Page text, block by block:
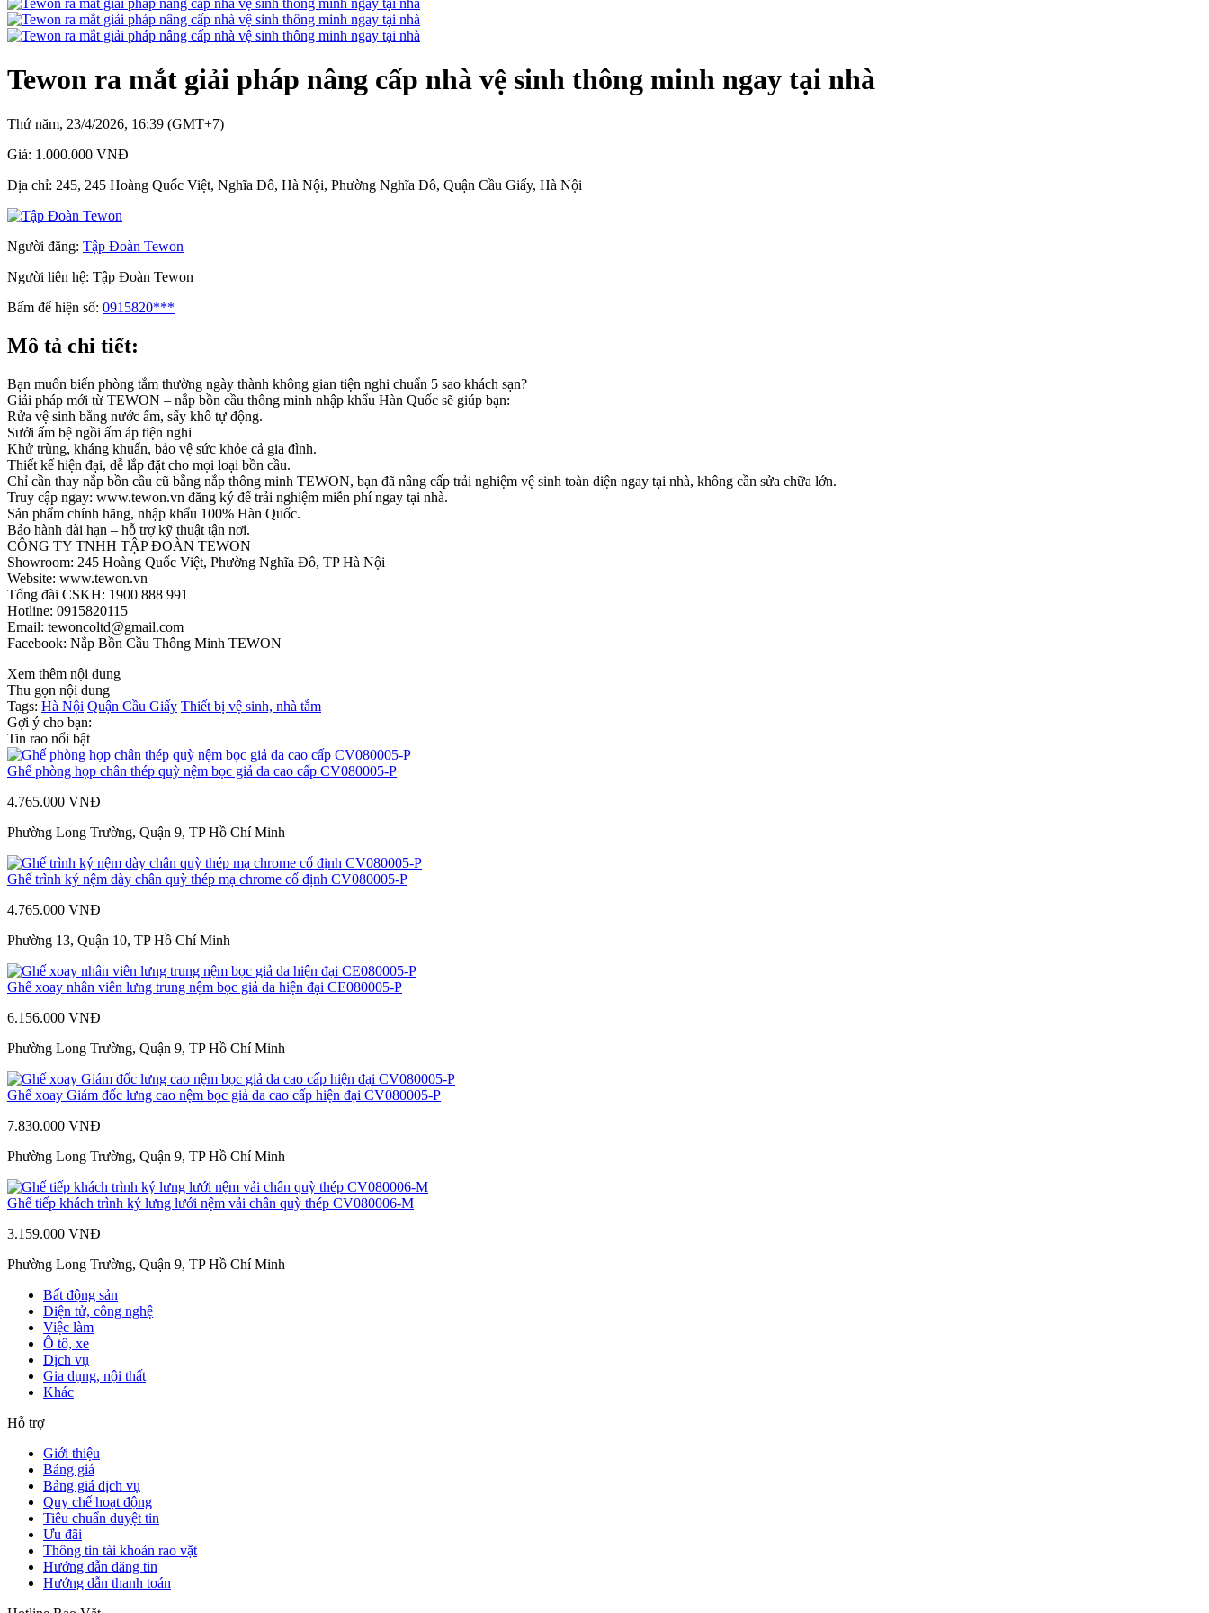
Tewon ra mắt giải pháp nâng cấp nhà vệ sinh thông minh ngay tại nhà
Thứ năm, 23/4/2026, 16:39 (GMT+7)
Giá: 1.000.000 VNĐ
Địa chỉ: 245, 245 Hoàng Quốc Việt, Nghĩa Đô, Hà Nội, Phường Nghĩa Đô, Quận Cầu Giấy, Hà Nội
Người đăng: Tập Đoàn Tewon
Người liên hệ: Tập Đoàn Tewon
Bấm để hiện số: 0915820***
Mô tả chi tiết:
Bạn muốn biến phòng tắm thường ngày thành không gian tiện nghi chuẩn 5 sao khách sạn?
Giải pháp mới từ TEWON – nắp bồn cầu thông minh nhập khẩu Hàn Quốc sẽ giúp bạn:
Rửa vệ sinh bằng nước ấm, sấy khô tự động.
Sưởi ấm bệ ngồi ấm áp tiện nghi
Khử trùng, kháng khuẩn, bảo vệ sức khỏe cả gia đình.
Thiết kế hiện đại, dễ lắp đặt cho mọi loại bồn cầu.
Chỉ cần thay nắp bồn cầu cũ bằng nắp thông minh TEWON, bạn đã nâng cấp trải nghiệm vệ sinh toàn diện ngay tại nhà, không cần sửa chữa lớn.
Truy cập ngay: www.tewon.vn đăng ký để trải nghiệm miễn phí ngay tại nhà.
Sản phẩm chính hãng, nhập khẩu 100% Hàn Quốc.
Bảo hành dài hạn – hỗ trợ kỹ thuật tận nơi.
CÔNG TY TNHH TẬP ĐOÀN TEWON
Showroom: 245 Hoàng Quốc Việt, Phường Nghĩa Đô, TP Hà Nội
Website: www.tewon.vn
Tổng đài CSKH: 1900 888 991
Hotline: 0915820115
Email: tewoncoltd@gmail.com
Facebook: Nắp Bồn Cầu Thông Minh TEWON
Xem thêm nội dung
Thu gọn nội dung
Tags: Hà Nội Quận Cầu Giấy Thiết bị vệ sinh, nhà tắm
Gợi ý cho bạn:
Tin rao nổi bật
Ghế phòng họp chân thép quỳ nệm bọc giả da cao cấp CV080005-P
4.765.000 VNĐ
Phường Long Trường, Quận 9, TP Hồ Chí Minh
Ghế trình ký nệm dày chân quỳ thép mạ chrome cố định CV080005-P
4.765.000 VNĐ
Phường 13, Quận 10, TP Hồ Chí Minh
Ghế xoay nhân viên lưng trung nệm bọc giả da hiện đại CE080005-P
6.156.000 VNĐ
Phường Long Trường, Quận 9, TP Hồ Chí Minh
Ghế xoay Giám đốc lưng cao nệm bọc giả da cao cấp hiện đại CV080005-P
7.830.000 VNĐ
Phường Long Trường, Quận 9, TP Hồ Chí Minh
Ghế tiếp khách trình ký lưng lưới nệm vải chân quỳ thép CV080006-M
3.159.000 VNĐ
Phường Long Trường, Quận 9, TP Hồ Chí Minh
Bất động sản
Điện tử, công nghệ
Việc làm
Ô tô, xe
Dịch vụ
Gia dụng, nội thất
Khác
Hỗ trợ
Giới thiệu
Bảng giá
Bảng giá dịch vụ
Quy chế hoạt động
Tiêu chuẩn duyệt tin
Ưu đãi
Thông tin tài khoản rao vặt
Hướng dẫn đăng tin
Hướng dẫn thanh toán